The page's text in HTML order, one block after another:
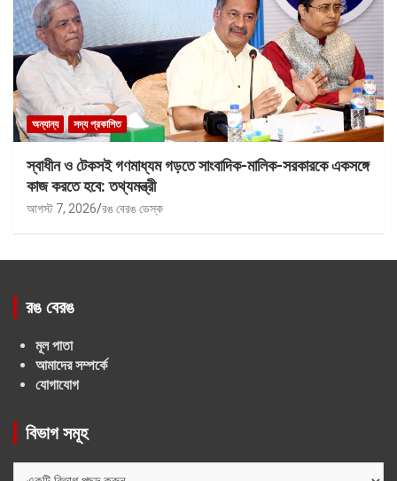
অন্যান্য সদ্য প্রকাশিত
স্বাধীন ও টেকসই গণমাধ্যম গড়তে সাংবাদিক-মালিক-সরকারকে একসঙ্গে
কাজ করতে হবে: তথ্যমন্ত্রী
আগস্ট 7, 2026 রঙ বেরঙ ডেস্ক
রঙ বেরঙ
মূল পাতা
আমাদের সম্পর্কে
যোগাযোগ
বিভাগ সমূহ